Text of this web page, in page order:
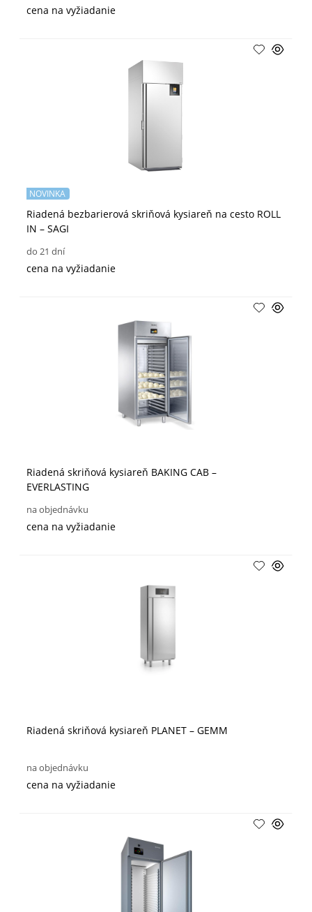
cena na vyžiadanie
Riadená bezbarierová skriňová kysiareň na cesto ROLL
IN – SAGI
NOVINKA
do 21 dní
cena na vyžiadanie
Riadená skriňová kysiareň BAKING CAB –
EVERLASTING
na objednávku
cena na vyžiadanie
Riadená skriňová kysiareň PLANET – GEMM
na objednávku
cena na vyžiadanie